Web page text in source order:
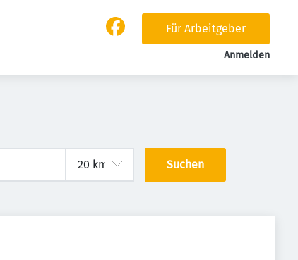
Für Arbeitgeber
Anmelden
Suchen